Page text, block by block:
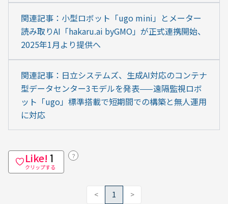
関連記事：小型ロボット「ugo mini」とメーター
読み取りAI「hakaru.ai byGMO」が正式連携開始、
2025年1月より提供へ
関連記事：日立システムズ、生成AI対応のコンテナ
型データセンター3モデルを発表——遠隔監視ロボ
ット「ugo」標準搭載で短期間での構築と無人運用
に対応
Like! 1
クリップする
？
< 1 >